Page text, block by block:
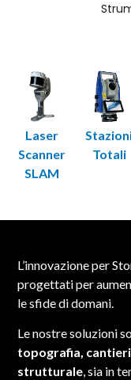
Laser
Scanner
SLAM
Totali
L’innovazione per
progettati per
le sfide di domani.
Le nostre soluzioni
topografia,
strutturale, sia in